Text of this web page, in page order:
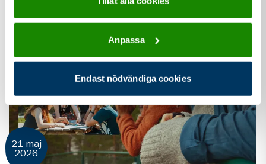
Anpassa
Endast nödvändiga cookies
21 maj
2026